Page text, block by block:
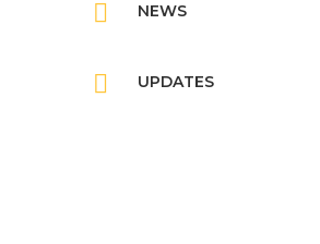
NEWS
UPDATES